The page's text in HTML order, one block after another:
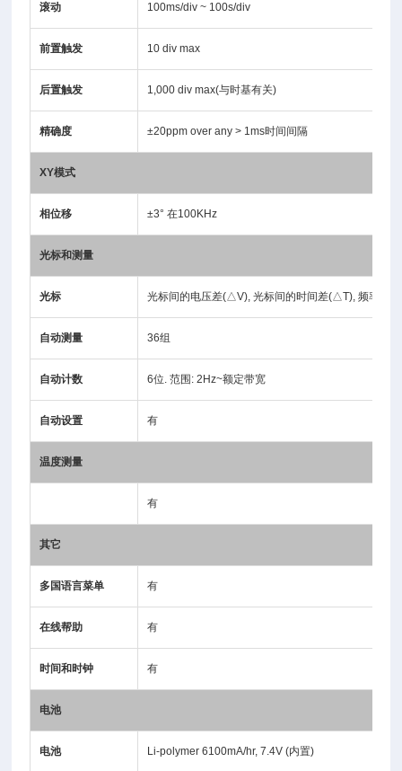
滚动 100ms/div ~ 100s/div
前置触发 10 div max
后置触发 1,000 div max(与时基有关)
精确度 ±20ppm over any > 1ms时间间隔
XY模式
相位移 ±3° 在100KHz
光标和测量
光标 光标间的电压差(△V), 光标间的时间差(△T), 频率测
自动测量 36组
自动计数 6位. 范围: 2Hz~额定带宽
自动设置 有
温度测量
有
其它
多国语言菜单 有
在线帮助 有
时间和时钟 有
电池
电池 Li-polymer 6100mA/hr, 7.4V (内置)